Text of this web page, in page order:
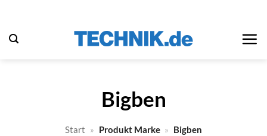
springen
Bigben
Start » Produkt Marke » Bigben